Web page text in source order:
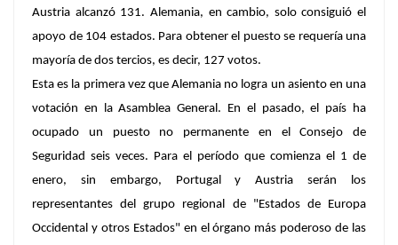
Austria alcanzó 131. Alemania, en cambio, solo consiguió el
apoyo de 104 estados. Para obtener el puesto se requería una
mayoría de dos tercios, es decir, 127 votos.
Esta es la primera vez que Alemania no logra un asiento en una
votación en la Asamblea General. En el pasado, el país ha
ocupado un puesto no permanente en el Consejo de
Seguridad seis veces. Para el período que comienza el 1 de
enero, sin embargo, Portugal y Austria serán los
representantes del grupo regional de "Estados de Europa
Occidental y otros Estados" en el órgano más poderoso de las